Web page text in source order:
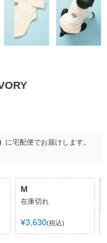
に宅配便でお届けします。
M
在庫切れ
¥3,630 税込